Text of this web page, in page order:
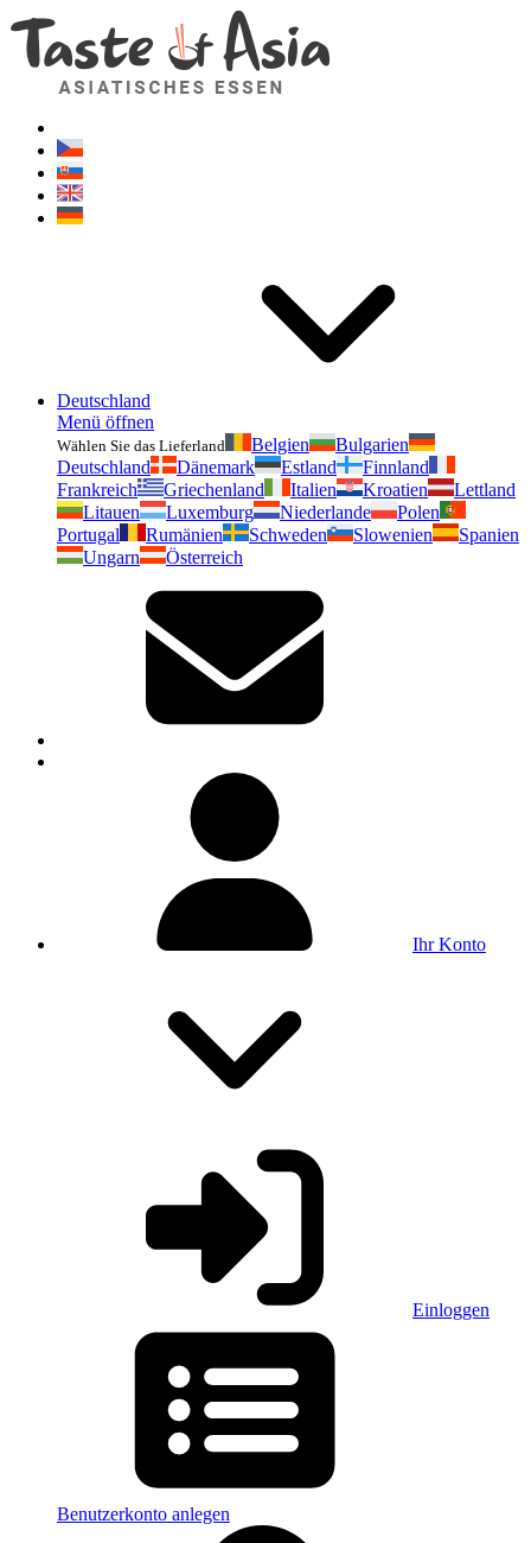
Deutschland
Menü öffnen
Wählen Sie das Lieferland Belgien
Bulgarien
Deutschland
Dänemark Estland
Finnland
Frankreich
Griechenland Italien Kroatien
Lettland
Litauen
Luxemburg Niederlande
Polen
Portugal
Rumänien Schweden Slowenien
Spanien
Ungarn
Österreich
Ihr Konto
Einloggen
Benutzerkonto anlegen
Geschmackvonasien.de
Zögern Sie nicht zu fragen. Ich bin für Sie da!